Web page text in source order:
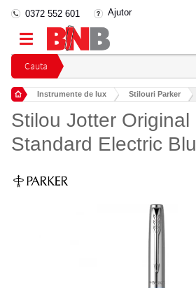
Cauta
0372 552 601 Ajutor
Instrumente de lux Stilouri Parker
Stilou Jotter Original
Standard Electric